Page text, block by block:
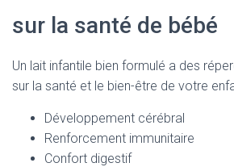
sur la santé de bébé
Un lait infantile bien formulé a des
sur la santé et le bien-être de votre
Développement cérébral
Renforcement immunitaire
Confort digestif